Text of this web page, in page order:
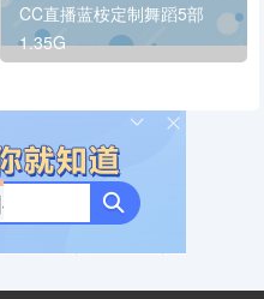
CC直播蓝桉定制舞蹈5部
1.35G